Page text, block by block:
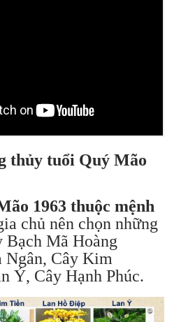
thủy tuổi Quý Mão
1963 thuộc mệnh
chủ nên chọn những
Bạch Mã Hoàng
Cây Kim
Ý, Cây Hạnh Phúc.